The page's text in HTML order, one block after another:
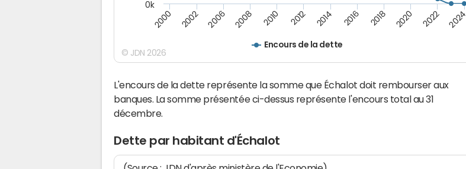
Encours de la dette
2000 2002 2006 2008 2010 2012 2014 2016 2018 2020 2022 2024
0k
© JDN 2026
L'encours de la dette représente la somme que Échalot doit rembourser aux
banques. La somme présentée ci-dessus représente l'encours total au 31
décembre.
Dette par habitant d'Échalot